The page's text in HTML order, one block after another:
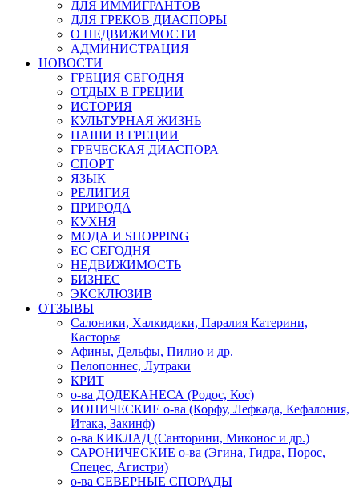
ДЛЯ ИММИГРАНТОВ
ДЛЯ ГРЕКОВ ДИАСПОРЫ
О НЕДВИЖИМОСТИ
АДМИНИСТРАЦИЯ
НОВОСТИ
ГРЕЦИЯ СЕГОДНЯ
ОТДЫХ В ГРЕЦИИ
ИСТОРИЯ
КУЛЬТУРНАЯ ЖИЗНЬ
НАШИ В ГРЕЦИИ
ГРЕЧЕСКАЯ ДИАСПОРА
СПОРТ
ЯЗЫК
РЕЛИГИЯ
ПРИРОДА
КУХНЯ
МОДА И SHOPPING
ЕС СЕГОДНЯ
НЕДВИЖИМОСТЬ
БИЗНЕС
ЭКСКЛЮЗИВ
ОТЗЫВЫ
Салоники, Халкидики, Паралия Катерини,
Касторья
Афины, Дельфы, Пилио и др.
Пелопоннес, Лутраки
КРИТ
о-ва ДОДЕКАНЕСА (Родос, Кос)
ИОНИЧЕСКИЕ о-ва (Корфу, Лефкада, Кефалония,
Итака, Закинф)
о-ва КИКЛАД (Санторини, Миконос и др.)
САРОНИЧЕСКИЕ о-ва (Эгина, Гидра, Порос,
Спецес, Агистри)
о-ва СЕВЕРНЫЕ СПОРАДЫ